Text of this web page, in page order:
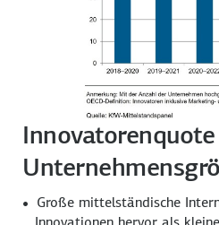
Große mittelständische